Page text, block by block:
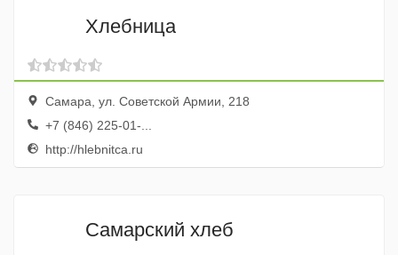
Хлебница
Самара, ул. Советской Армии, 218
+7 (846) 225-01-...
http://hlebnitca.ru
Самарский хлеб